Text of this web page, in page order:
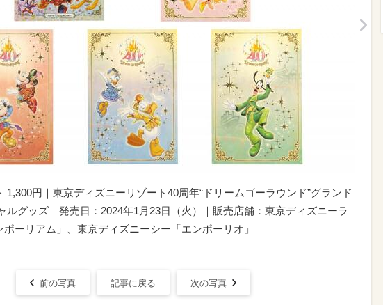
1,300円｜東京ディズニーリゾート40周年“ドリームゴーラウンド”グランド
ルグッズ｜発売日：2024年1月23日（火）｜販売店舗：東京ディズニーラ
ーリアム」、東京ディズニーシー「エンポーリオ」
前の写真 記事に戻る 次の写真